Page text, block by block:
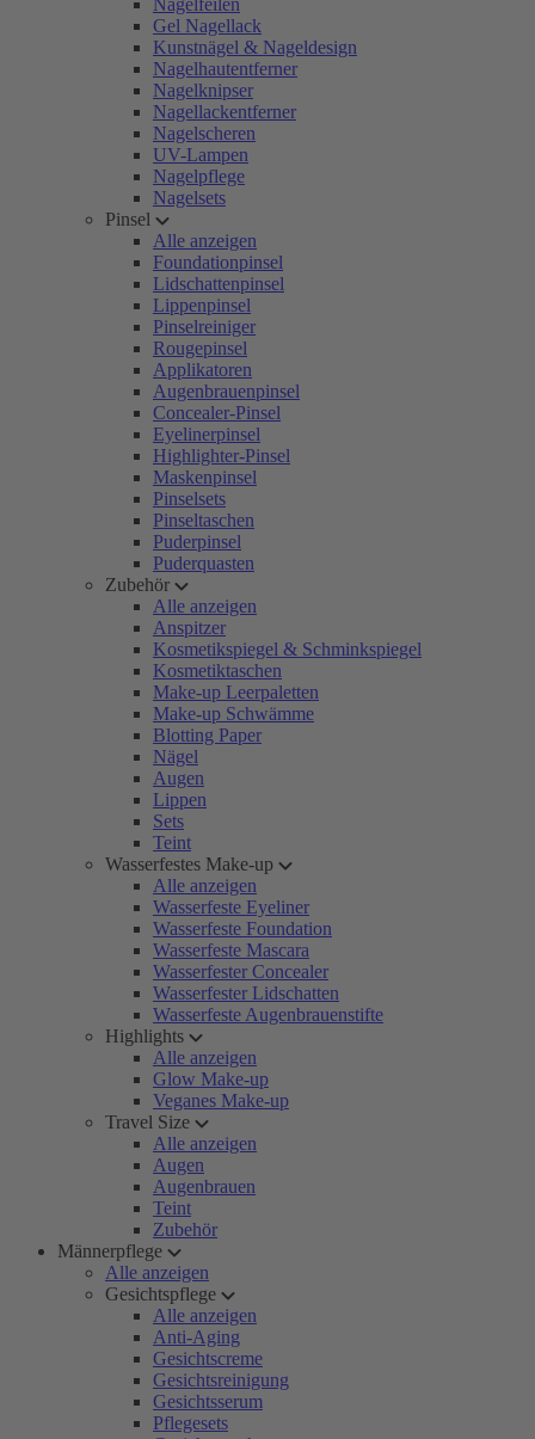
Nagelfeilen
Gel Nagellack
Kunstnägel & Nageldesign
Nagelhautentferner
Nagelknipser
Nagellackentferner
Nagelscheren
UV-Lampen
Nagelpflege
Nagelsets
Pinsel
Alle anzeigen
Foundationpinsel
Lidschattenpinsel
Lippenpinsel
Pinselreiniger
Rougepinsel
Applikatoren
Augenbrauenpinsel
Concealer-Pinsel
Eyelinerpinsel
Highlighter-Pinsel
Maskenpinsel
Pinselsets
Pinseltaschen
Puderpinsel
Puderquasten
Zubehör
Alle anzeigen
Anspitzer
Kosmetikspiegel & Schminkspiegel
Kosmetiktaschen
Make-up Leerpaletten
Make-up Schwämme
Blotting Paper
Nägel
Augen
Lippen
Sets
Teint
Wasserfestes Make-up
Alle anzeigen
Wasserfeste Eyeliner
Wasserfeste Foundation
Wasserfeste Mascara
Wasserfester Concealer
Wasserfester Lidschatten
Wasserfeste Augenbrauenstifte
Highlights
Alle anzeigen
Glow Make-up
Veganes Make-up
Travel Size
Alle anzeigen
Augen
Augenbrauen
Teint
Zubehör
Männerpflege
Alle anzeigen
Gesichtspflege
Alle anzeigen
Anti-Aging
Gesichtscreme
Gesichtsreinigung
Gesichtsserum
Pflegesets